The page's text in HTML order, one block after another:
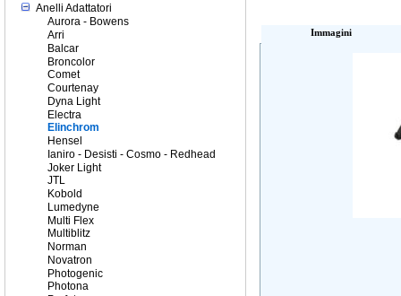
Anelli Adattatori
Aurora - Bowens
Arri
Balcar
Broncolor
Comet
Courtenay
Dyna Light
Electra
Elinchrom
Hensel
Ianiro - Desisti - Cosmo - Redhead
Joker Light
JTL
Kobold
Lumedyne
Multi Flex
Multiblitz
Norman
Novatron
Photogenic
Photona
Immagini